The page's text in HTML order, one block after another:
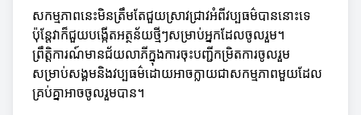
សកម្មភាពនេះមិនត្រឹមតែជួយស្រាវជ្រាវអំពីវប្បធម៌បាននោះទេ
ប៉ុន្តែវាក៏ជួយបង្កើតអត្ថន័យថ្មីៗសម្រាប់អ្នកដែលចូលរួម។
ព្រឹត្តិការណ៍មានជ័យលាភីក្នុងការចុះបញ្ជីកម្រិតការចូលរួម
សម្រាប់សង្គមនិងវប្បធម៌ដោយអាចក្លាយជាសកម្មភាពមួយដែល
គ្រប់គ្នាអាចចូលរួមបាន។